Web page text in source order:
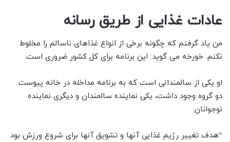
عادات غذایی از طریق رسانه
من یاد گرفتم که چگونه برخی از انواع غذاهای ناسالم را مخلوط
نکنم. خورخه می گوید: این برنامه برای کل کشور ضروری است.
او یکی از سالمندانی است که به برنامه مداخله در خانه پیوست.
دو گروه وجود داشت، یکی نماینده سالمندان و دیگری نماینده
نوجوانان.
“هدف تغییر رژیم غذایی آنها و تشویق آنها برای شروع ورزش بود.